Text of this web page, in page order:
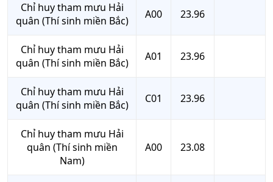
Chỉ huy tham mưu Hải
quân (Thí sinh miền Bắc)
A00 23.96
Chỉ huy tham mưu Hải
quân (Thí sinh miền Bắc)
A01 23.96
Chỉ huy tham mưu Hải
quân (Thí sinh miền Bắc)
C01 23.96
Chỉ huy tham mưu Hải
quân (Thí sinh miền
Nam)
A00 23.08